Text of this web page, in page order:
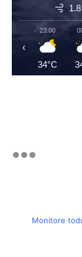
23:00
34°C
‹
Monitore